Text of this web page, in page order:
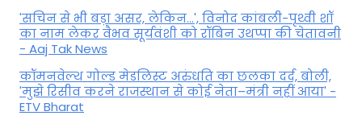
'सचिन से भी बड़ा असर, लेकिन...', व‍िनोद कांबली-पृथ्वी शॉ
का नाम लेकर वैभव सूर्यवंशी को रॉबिन उथप्पा की चेतावनी
- Aaj Tak News
कॉमनवेल्थ गोल्ड मे​डलिस्ट अरुंधति का छलका दर्द, बोली,
'मुझे रिसीव करने राजस्थान से कोई नेता–मंत्री नहीं आया' -
ETV Bharat